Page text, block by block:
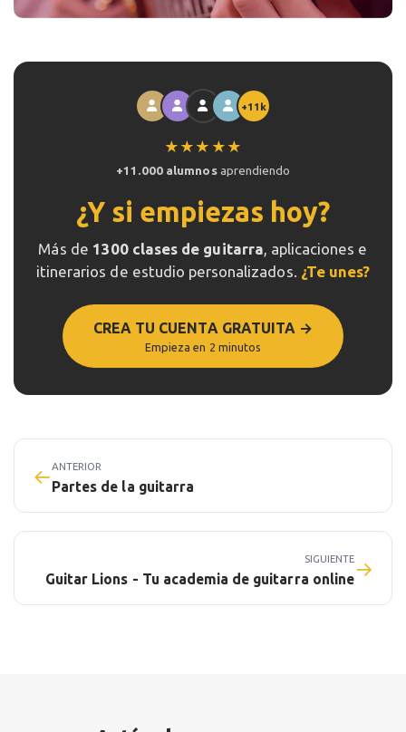
+11k
★★★★★
+11.000 alumnosaprendiendo
¿Y si empiezas hoy?
Más de 1300 clases de guitarra, aplicaciones e
itinerarios de estudio personalizados. ¿Te unes?
CREA TU CUENTA GRATUITA →
Empieza en 2 minutos
←ANTERIOR
Partes de la guitarra
SIGUIENTE
Guitar Lions - Tu academia de guitarra online→